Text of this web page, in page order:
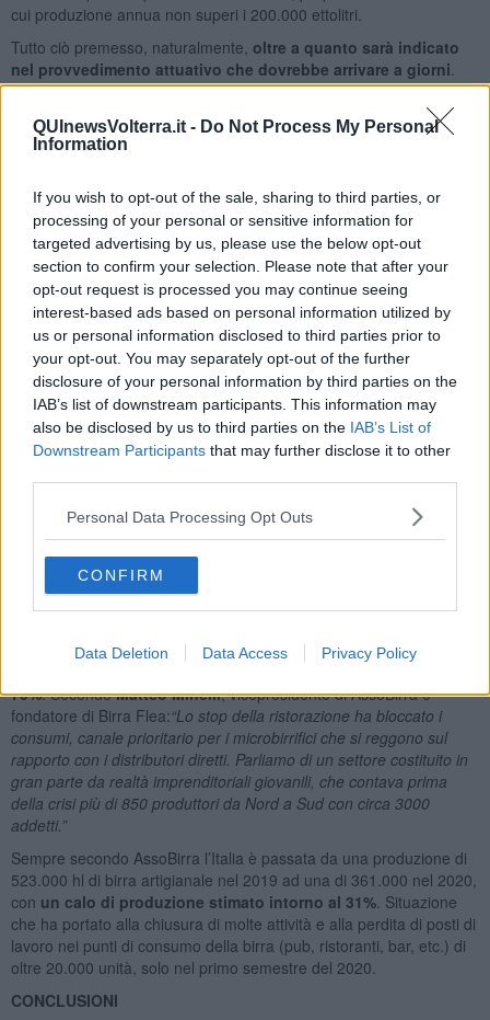
QUInewsVolterra.it - Do Not Process My Personal
Information
If you wish to opt-out of the sale, sharing to third parties, or
processing of your personal or sensitive information for
targeted advertising by us, please use the below opt-out
section to confirm your selection. Please note that after your
opt-out request is processed you may continue seeing
interest-based ads based on personal information utilized by
us or personal information disclosed to third parties prior to
your opt-out. You may separately opt-out of the further
disclosure of your personal information by third parties on the
IAB’s list of downstream participants. This information may
also be disclosed by us to third parties on the IAB’s List of
Downstream Participants that may further disclose it to other
Personal Data Processing Opt Outs
CONFIRM
Data Deletion Data Access Privacy Policy
cui produzione annua non superi i 200.000 ettolitri.
Tutto ciò premesso, naturalmente, oltre a quanto sarà indicato
nel provvedimento attuativo che dovrebbe arrivare a giorni
Le maggiori critiche al provvedimento arrivano da chi, nel 2020, ha
diminuito drasticamente la produzione per porre rimedio alle
piccoli birrifici sono al di fuori della grande distribuzione e si
affidano quasi totalmente alla vendita diretta e alla rete Horeca. La
tempesta perfetta del Covid ha convinto molti di questi a limitare
fortemente il numero di cotte prodotte lo scorso anno, anche per
evitare che la birra rimanesse invenduta nei magazzini fino a
scadenza. Di conseguenzaquesti birrifici riceveranno poco dal
bonus del governo, mentre chi è riuscito tutto sommato a
mantenere un buon giro di affari avrà più soldi.
Naturalmente ogni punto di vista ha le sue ragioni e merita di
essere ascoltato. Personalmente credo che questo bonus sia
comunque una buona notizia. Al di là del valore economico che
porterà ai birrifici, rappresentaun riconoscimento da parte delle
che ha retto bene al contraccolpo della pandemia.
Il report annuale diAssoBirra
maltatori, evidenzia come il settore della birra artigianale sia stato
contrastare la fase più acuta della pandemia. I dati raccolti nel 2020
70%. SecondoMatteo Minelli, vicepresidente di AssoBirra e
fondatore di Birra Flea:“Lo stop della ristorazione ha bloccato i
consumi, canale prioritario per i microbirrifici che si reggono sul
rapporto con i distributori diretti. Parliamo di un settore costituito in
gran parte da realtà imprenditoriali giovanili, che contava prima
della crisi più di 850 produttori da Nord a Sud con circa 3000
addetti.”
Sempre secondo AssoBirra l’Italia è passata da una produzione di
523.000 hl di birra artigianale nel 2019 ad una di 361.000 nel 2020,
con un calo di produzione stimato intorno al 31%. Situazione
che ha portato alla chiusura di molte attività e alla perdita di posti di
lavoro nei punti di consumo della birra (pub, ristoranti, bar, etc.) di
oltre 20.000 unità, solo nel primo semestre del 2020.
CONCLUSIONI